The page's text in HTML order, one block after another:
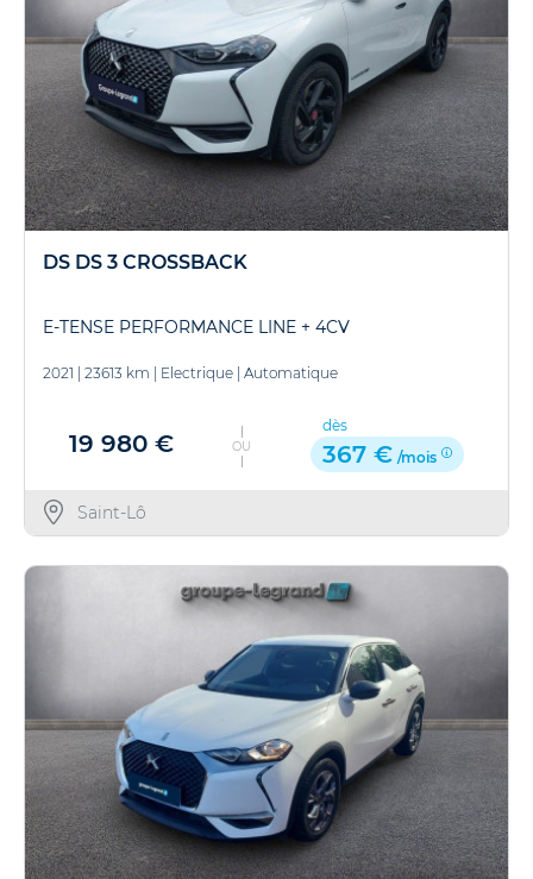
DS DS 3 CROSSBACK
E-TENSE PERFORMANCE LINE + 4CV
2021 23613 km Electrique Automatique
19 980 € OU
dès
367 € /mois
Saint-Lô